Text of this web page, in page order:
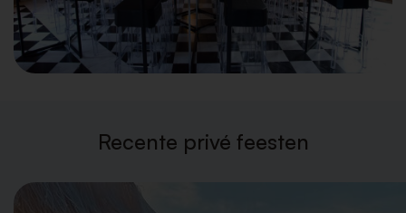
Recente privé feesten